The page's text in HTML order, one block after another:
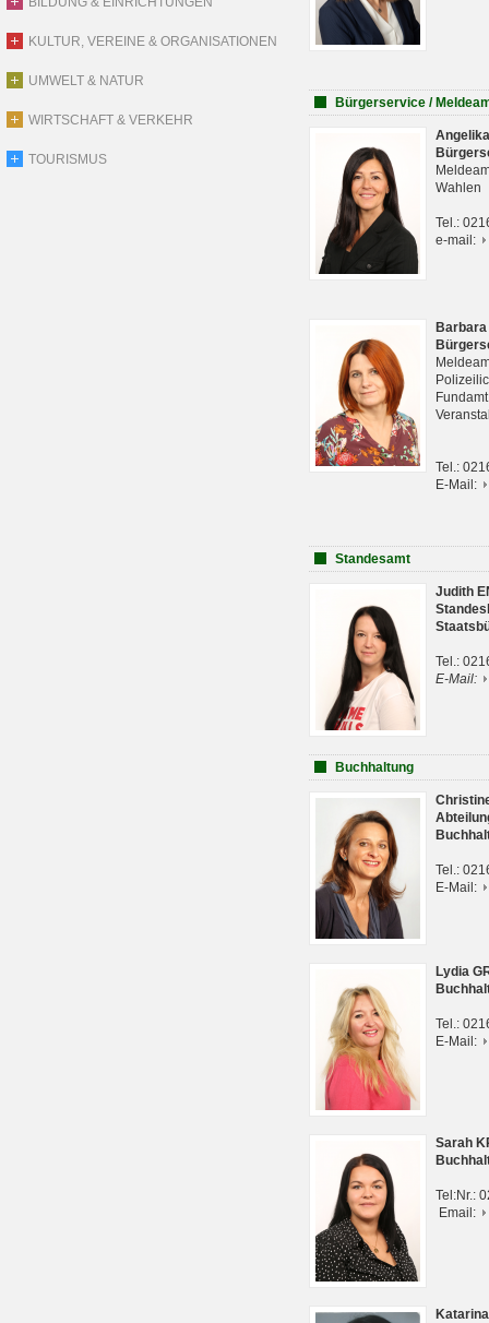
KULTUR, VEREINE & ORGANISATIONEN
UMWELT & NATUR
WIRTSCHAFT & VERKEHR
TOURISMUS
Bürgerservice /
Wahlen
Tel.:
e-mail:
Tel.:
E-Mail:
Standesamt
Judith
Tel.:
E-Mail:
Buchhaltung
Tel.:
E-Mail:
Lydia
Tel.:
E-Mail:
Sarah
Tel:Nr.:
Email: